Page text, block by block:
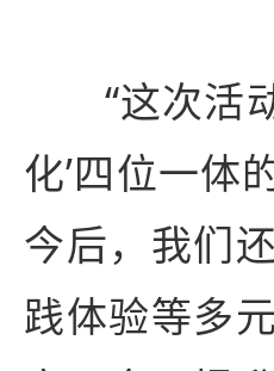
“这次活
化’四位一体
今后，我们
践体验等多